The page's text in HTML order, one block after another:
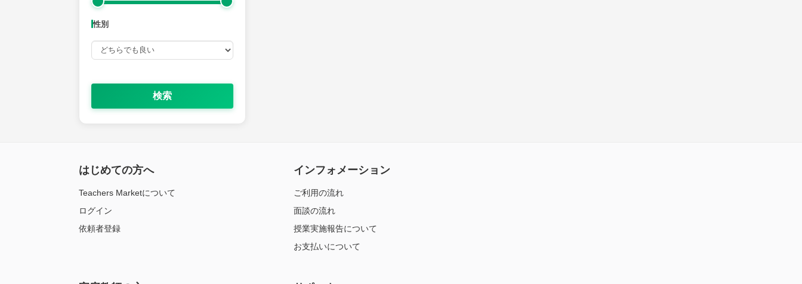
性別
検索
はじめての方へ
Teachers Marketについて
ログイン
依頼者登録
インフォメーション
ご利用の流れ
面談の流れ
授業実施報告について
お支払いについて